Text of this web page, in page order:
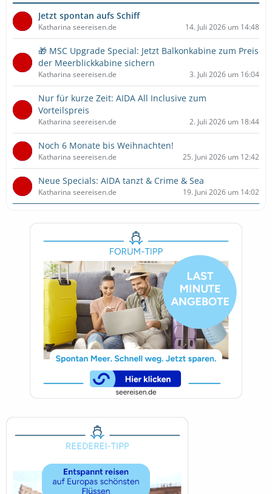
Jetzt spontan aufs Schiff
Katharina seereisen.de 14. Juli 2026 um 14:48
🎁 MSC Upgrade Special: Jetzt Balkonkabine zum Preis
der Meerblickkabine sichern
Katharina seereisen.de 3. Juli 2026 um 16:04
Nur für kurze Zeit: AIDA All Inclusive zum
Vorteilspreis
Katharina seereisen.de 2. Juli 2026 um 18:44
Noch 6 Monate bis Weihnachten!
Katharina seereisen.de 25. Juni 2026 um 12:42
Neue Specials: AIDA tanzt & Crime & Sea
Katharina seereisen.de 19. Juni 2026 um 14:02